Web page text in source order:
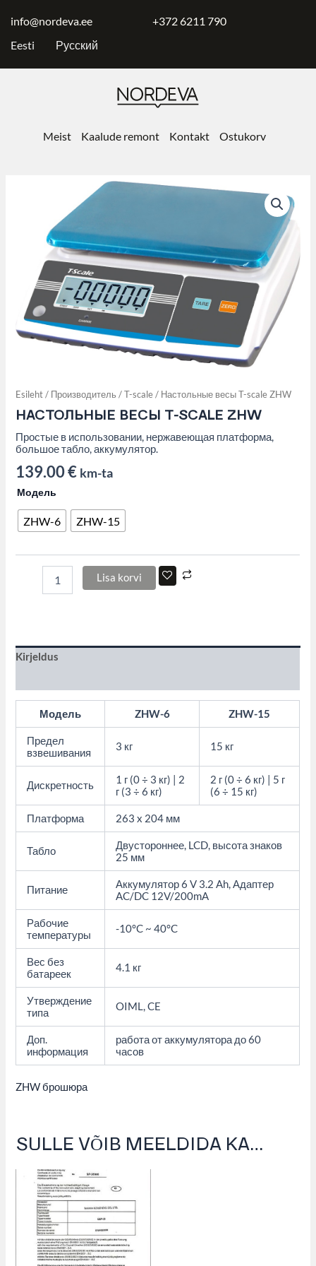
content
info@nordeva.ee
+372 6211 790
Eesti
Русский
Meist Kaalude remont Kontakt Ostukorv
Esileht/ Производитель /T-scale/ Настольные весы T-scale ZHW
НАСТОЛЬНЫЕ ВЕСЫ T-SCALE ZHW
Простые в использовании, нержавеющая платформа,
большое табло, аккумулятор.
139.00€ km-ta
Модель
ZHW-6 ZHW-15
Lisa korvi
Kirjeldus
Модель ZHW-6 ZHW-15
Предел
взвешивания
3 кг 15 кг
Дискретность
1 г (0 ÷ 3 кг) | 2
г (3 ÷ 6 кг)
2 г (0 ÷ 6 кг) | 5 г
(6 ÷ 15 кг)
Платформа 263 x 204 мм
Табло
Двустороннее, LCD, высота знаков
25 мм
Питание
Аккумулятор 6 V 3.2 Ah, Адаптер
AC/DC 12V/200mA
Рабочие
температуры
-10°C ~ 40°C
Вес без
батареек
4.1 кг
Утверждение
типа
OIML, CE
Доп.
информация
работа от аккумулятора до 60
часов
ZHW брошюра
SULLE VÕIB MEELDIDA KA…